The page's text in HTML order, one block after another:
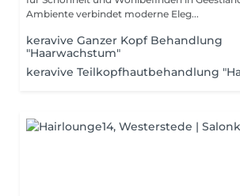
Ambiente verbindet moderne Eleg...
keravive Ganzer Kopf Behandlung
"Haarwachstum"
keravive Teilkopfhautbehandlung